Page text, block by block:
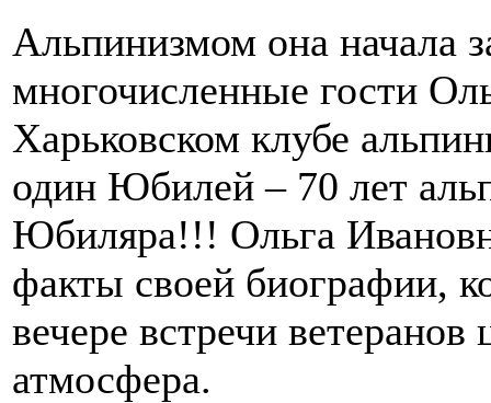
Альпинизмом она начала
многочисленные гости
Харьковском клубе
один Юбилей – 70 лет
Юбиляра!!! Ольга
факты своей биографии,
вечере встречи ветеранов
атмосфера.